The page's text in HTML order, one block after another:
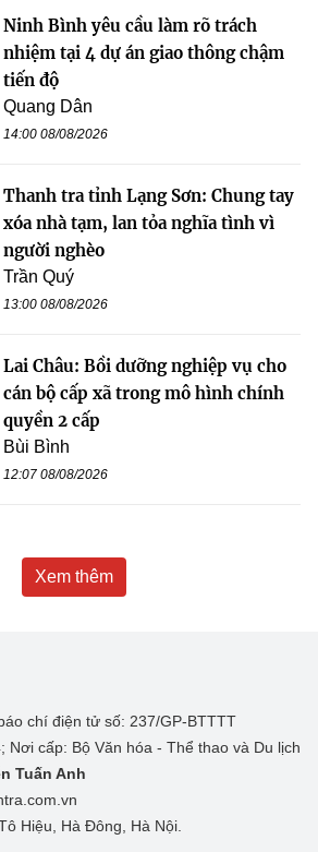
Ninh Bình yêu cầu làm rõ trách
nhiệm tại 4 dự án giao thông chậm
tiến độ
Quang Dân
14:00 08/08/2026
Thanh tra tỉnh Lạng Sơn: Chung tay
xóa nhà tạm, lan tỏa nghĩa tình vì
người nghèo
Trần Quý
13:00 08/08/2026
Lai Châu: Bồi dưỡng nghiệp vụ cho
cán bộ cấp xã trong mô hình chính
quyền 2 cấp
Bùi Bình
12:07 08/08/2026
Xem thêm
chí điện tử số: 237/GP-BTTTT
Nơi cấp: Bộ Văn hóa - Thể thao và Du lịch
Tuấn Anh
Hiệu, Hà Đông, Hà Nội.